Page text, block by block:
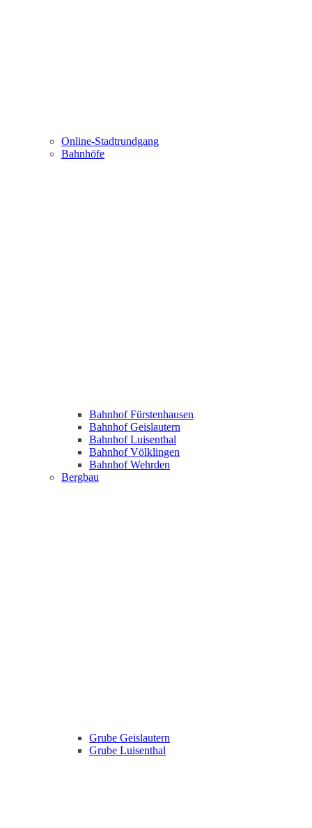
Online-Stadtrundgang
Bahnhöfe
Bahnhof Fürstenhausen
Bahnhof Geislautern
Bahnhof Luisenthal
Bahnhof Völklingen
Bahnhof Wehrden
Bergbau
Grube Geislautern
Grube Luisenthal